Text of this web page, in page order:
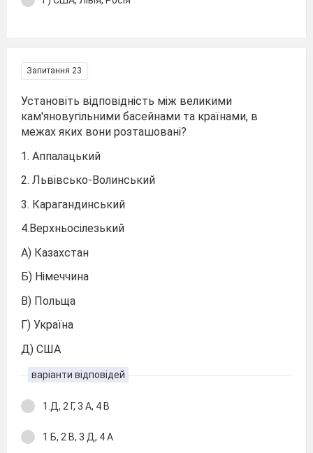
Запитання 23
Установіть відповідність між великими
кам'яновугільними басейнами та країнами, в
межах яких вони розташовані?
1. Аппалацький
2. Львівсько-Волинський
3. Карагандинський
4.Верхньосілезький
А) Казахстан
Б) Німеччина
В) Польща
Г) Україна
Д) США
варіанти відповідей
1.Д, 2 Г, 3 А, 4 В
1 Б, 2 В, 3 Д, 4 А